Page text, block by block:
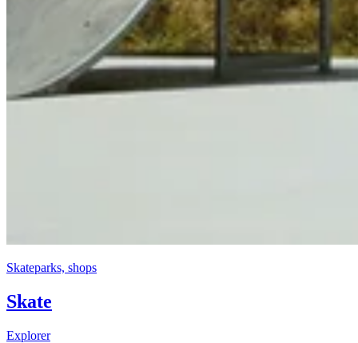
Skateparks, shops
Skate
Explorer